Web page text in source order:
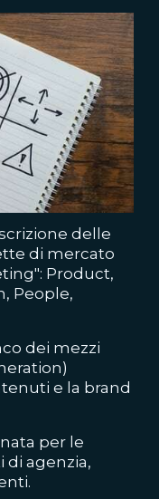
delle
di mercato
Product,
People,
dei mezzi
e la brand
per le
di agenzia,